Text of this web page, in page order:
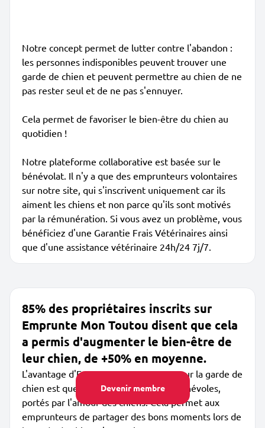
Devenir membre
Notre concept permet de lutter contre l'abandon :
les personnes indisponibles peuvent trouver une
garde de chien et peuvent permettre au chien de ne
pas rester seul et de ne pas s'ennuyer.
Cela permet de favoriser le bien-être du chien au
quotidien !
Notre plateforme collaborative est basée sur le
bénévolat. Il n'y a que des emprunteurs volontaires
sur notre site, qui s'inscrivent uniquement car ils
aiment les chiens et non parce qu'ils sont motivés
par la rémunération. Si vous avez un problème, vous
bénéficiez d'une Garantie Frais Vétérinaires ainsi
que d'une assistance vétérinaire 24h/24 7j/7.
85% des propriétaires inscrits sur
Emprunte Mon Toutou disent que cela
a permis d'augmenter le bien-être de
leur chien, de +50% en moyenne.
L'avantage d'Emprunte Mon Toutou pour la garde de
chien est que les membres sont des bénévoles,
portés par l'amour des chiens. Cela permet aux
emprunteurs de partager des bons moments lors de